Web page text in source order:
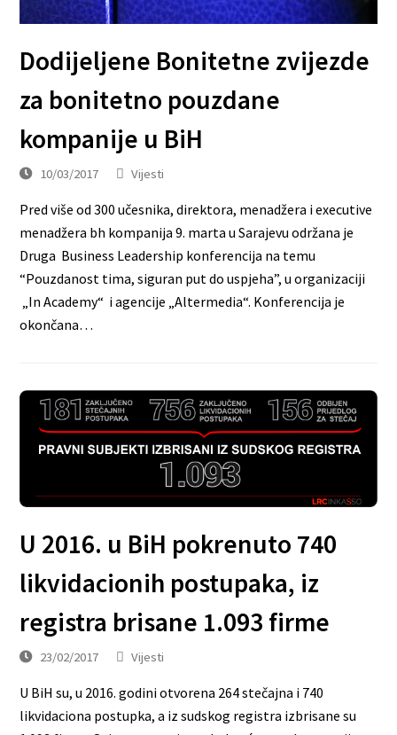
Dodijeljene Bonitetne zvijezde
za bonitetno pouzdane
kompanije u BiH
10/03/2017 Vijesti
Pred više od 300 učesnika, direktora, menadžera i executive
menadžera bh kompanija 9. marta u Sarajevu održana je
Druga Business Leadership konferencija na temu
“Pouzdanost tima, siguran put do uspjeha”, u organizaciji
„In Academy“ i agencije „Altermedia“. Konferencija je
okončana…
U 2016. u BiH pokrenuto 740
likvidacionih postupaka, iz
registra brisane 1.093 firme
23/02/2017 Vijesti
U BiH su, u 2016. godini otvorena 264 stečajna i 740
likvidaciona postupka, a iz sudskog registra izbrisane su